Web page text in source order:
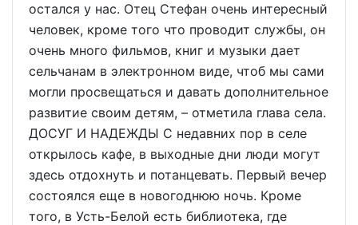
остался у нас. Отец Стефан очень интересный
человек, кроме того что проводит службы, он
очень много фильмов, книг и музыки дает
сельчанам в электронном виде, чтоб мы сами
могли просвещаться и давать дополнительное
развитие своим детям, – отметила глава села.
ДОСУГ И НАДЕЖДЫ С недавних пор в селе
открылось кафе, в выходные дни люди могут
здесь отдохнуть и потанцевать. Первый вечер
состоялся еще в новогоднюю ночь. Кроме
того, в Усть-Белой есть библиотека, где